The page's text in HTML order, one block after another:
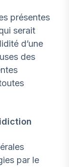
présentes
serait
d’une
des
par le